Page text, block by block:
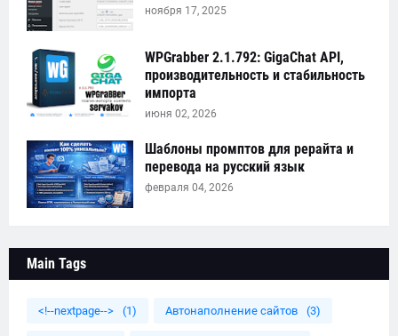
ноября 17, 2025
WPGrabber 2.1.792: GigaChat API,
производительность и стабильность
импорта
июня 02, 2026
Шаблоны промптов для рерайта и
перевода на русский язык
февраля 04, 2026
Main Tags
<!--nextpage--> (1) Автонаполнение сайтов (3)